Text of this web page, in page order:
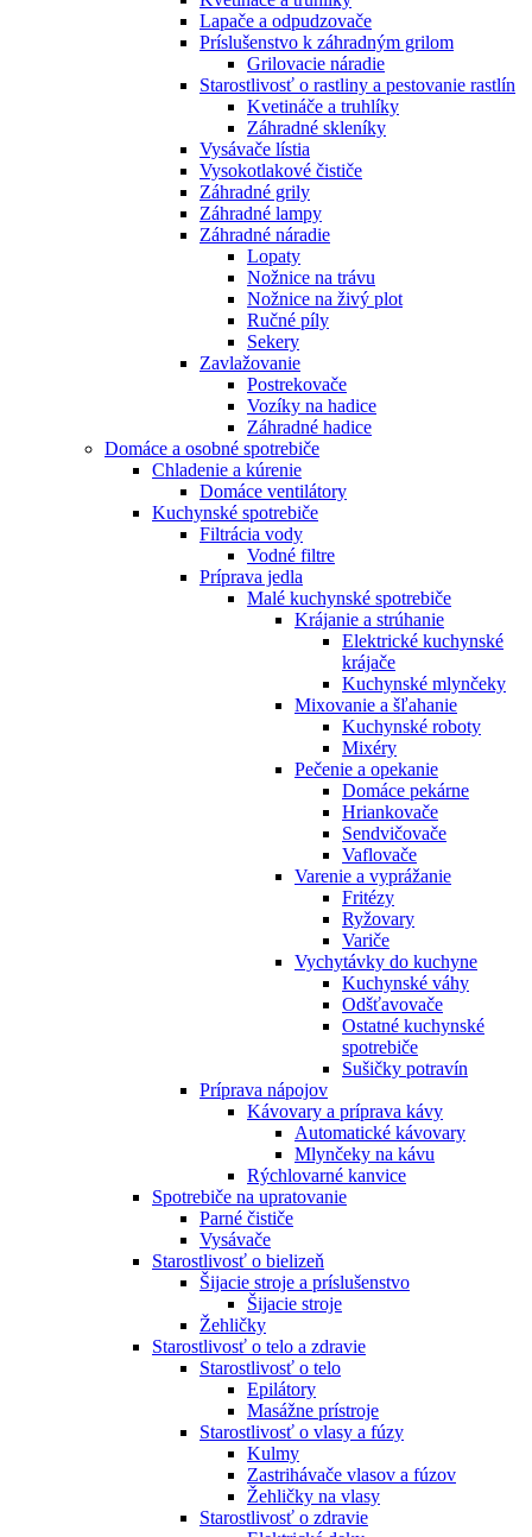
Lapače a odpudzovače
Príslušenstvo k záhradným grilom
Grilovacie náradie
Starostlivosť o rastliny a pestovanie rastlín
Kvetináče a truhlíky
Záhradné skleníky
Vysávače lístia
Vysokotlakové čističe
Záhradné grily
Záhradné lampy
Záhradné náradie
Lopaty
Nožnice na trávu
Nožnice na živý plot
Ručné píly
Sekery
Zavlažovanie
Postrekovače
Vozíky na hadice
Záhradné hadice
Domáce a osobné spotrebiče
Chladenie a kúrenie
Domáce ventilátory
Kuchynské spotrebiče
Filtrácia vody
Vodné filtre
Príprava jedla
Malé kuchynské spotrebiče
Krájanie a strúhanie
Elektrické kuchynské
krájače
Kuchynské mlynčeky
Mixovanie a šľahanie
Kuchynské roboty
Mixéry
Pečenie a opekanie
Domáce pekárne
Hriankovače
Sendvičovače
Vaflovače
Varenie a vyprážanie
Fritézy
Ryžovary
Variče
Vychytávky do kuchyne
Kuchynské váhy
Odšťavovače
Ostatné kuchynské
spotrebiče
Sušičky potravín
Príprava nápojov
Kávovary a príprava kávy
Automatické kávovary
Mlynčeky na kávu
Rýchlovarné kanvice
Spotrebiče na upratovanie
Parné čističe
Vysávače
Starostlivosť o bielizeň
Šijacie stroje a príslušenstvo
Šijacie stroje
Žehličky
Starostlivosť o telo a zdravie
Starostlivosť o telo
Epilátory
Masážne prístroje
Starostlivosť o vlasy a fúzy
Kulmy
Zastrihávače vlasov a fúzov
Žehličky na vlasy
Starostlivosť o zdravie